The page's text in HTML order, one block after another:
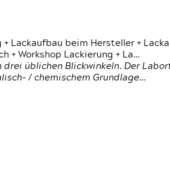
Lackaufbau beim Hersteller +
+ Workshop Lackierung + La…
üblichen Blickwinkeln. Der
/ chemischem Grundlage…